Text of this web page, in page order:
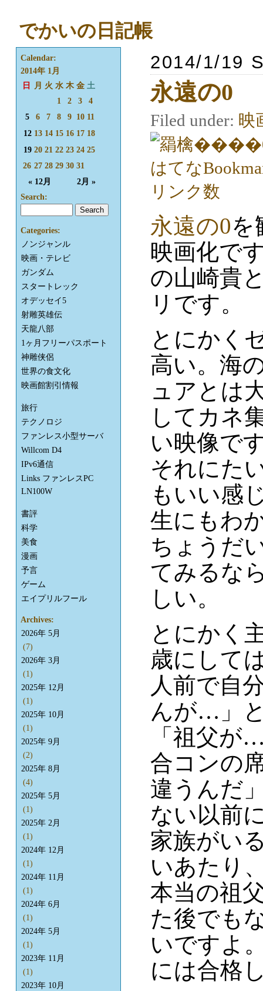
でかいの日記帳
2014/1/19
永遠の0
Filed under: 映
永遠の0を
映画化で
の山崎貴
リです。
とにかく
高い。海
ュアとは
してカネ
い映像で
それにた
もいい感
生にもわ
ちょうだ
てみるな
しい。
とにかく
歳にして
人前で自
んが…」
「祖父が
合コンの
違うんだ
ない以前
家族がい
いあたり
本当の祖
た後でも
いですよ
には合格
Calendar:
2014年 1月
日
月 火 水 木 金 土
« 12月 2月 »
1 2 3
4
5
6 7 8 9 10 11
12 13 14 15 16 17 18
19 20 21 22 23 24 25
26 27 28 29 30 31
Search:
Categories:
ノンジャンル
映画・テレビ
ガンダム
スタートレック
オデッセイ5
射雕英雄伝
天龍八部
1ヶ月フリーパスポート
神雕侠侶
世界の食文化
映画館割引情報
旅行
テクノロジ
ファンレス小型サーバ
Willcom D4
IPv6通信
Links ファンレスPC
LN100W
書評
科学
美食
漫画
予言
ゲーム
エイプリルフール
Archives:
2026年 5月
(7)
2026年 3月
(1)
2025年 12月
(1)
2025年 10月
(1)
2025年 9月
(2)
2025年 8月
(4)
2025年 5月
(1)
2025年 2月
(1)
2024年 12月
(1)
2024年 11月
(1)
2024年 6月
(1)
2024年 5月
(1)
2023年 11月
(1)
2023年 10月